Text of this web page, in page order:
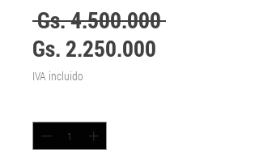
Gs. 4.500.000 Precio
Gs. 2.250.000
IVA incluido